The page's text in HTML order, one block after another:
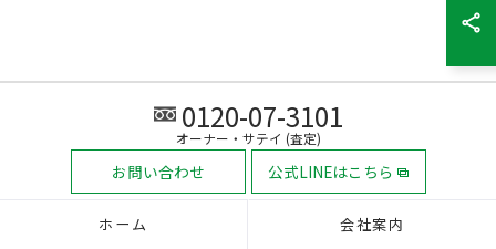
0120-07-3101
オーナー・サテイ (査定)
お問い合わせ 公式LINEはこちら
ホーム 会社案内